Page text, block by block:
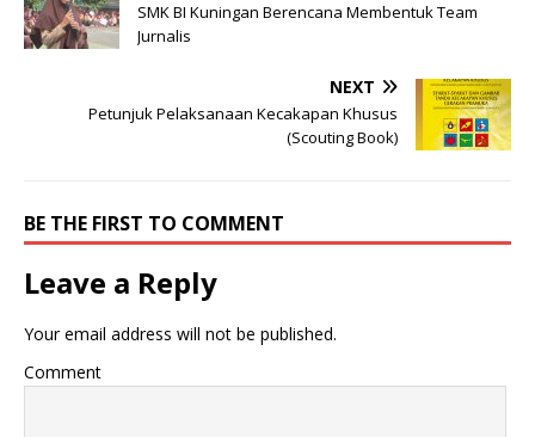
SMK BI Kuningan Berencana Membentuk Team
Jurnalis
NEXT
Petunjuk Pelaksanaan Kecakapan Khusus
(Scouting Book)
BE THE FIRST TO COMMENT
Leave a Reply
Your email address will not be published.
Comment